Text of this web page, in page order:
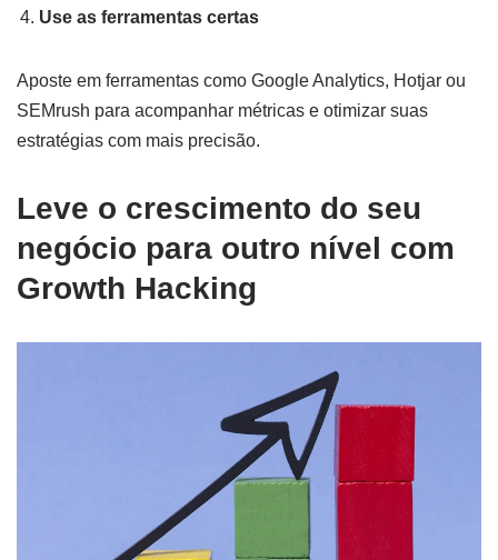
Use as ferramentas certas
Aposte em ferramentas como Google Analytics, Hotjar ou
SEMrush para acompanhar métricas e otimizar suas
estratégias com mais precisão.
Leve o crescimento do seu
negócio para outro nível com
Growth Hacking